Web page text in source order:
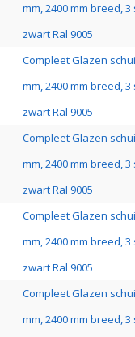
mm, 2400 mm breed,
zwart Ral 9005
Compleet Glazen
mm, 2400 mm breed,
zwart Ral 9005
Compleet Glazen
mm, 2400 mm breed,
zwart Ral 9005
Compleet Glazen
mm, 2400 mm breed,
zwart Ral 9005
Compleet Glazen
mm, 2400 mm breed,